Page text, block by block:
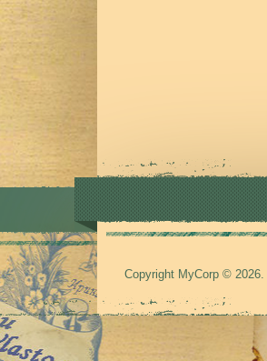
Copyright MyCorp © 2026.